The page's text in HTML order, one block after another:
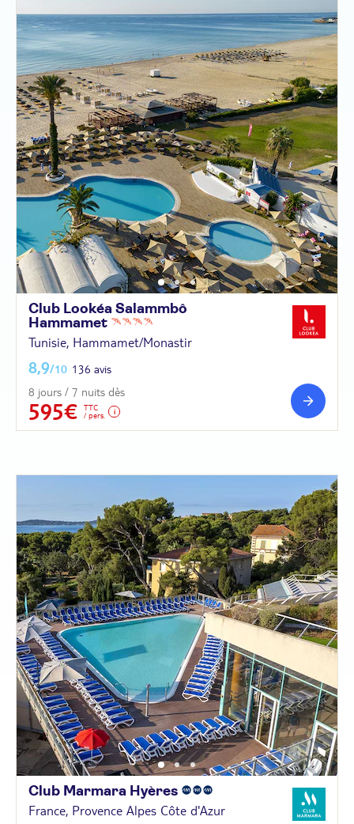
Club Lookéa Salammbô
Hammamet
Tunisie, Hammamet/Monastir
8,9/10 136 avis
8 jours / 7 nuits dès
595€
TTC
/ pers.
Club Marmara Hyères
France, Provence Alpes Côte d'Azur